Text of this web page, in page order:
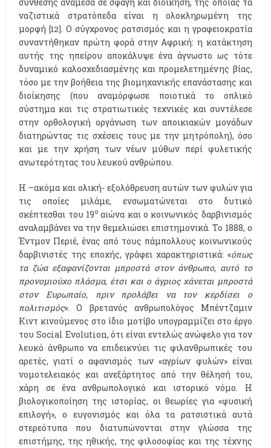
ναζιστικά στρατόπεδα είναι η ολοκληρωμένη της
μορφή [12]. Ο σύγχρονος ρατσισμός και η γραφειοκρατία
συναντήθηκαν πρώτη φορά στην Αφρική: η κατάκτηση
αυτής της ηπείρου αποκάλυψε ένα άγνωστο ως τότε
δυναμικό καλοσχεδιασμένης και προμελετημένης βίας,
τόσο με την βοήθεια της βιομηχανικής επανάστασης και
διοίκησης (που αναμόρφωσε ποιοτικά το οπλικό
σύστημα και τις στρατιωτικές τεχνικές και συντέλεσε
στην ορθολογική οργάνωση των αποικιακών μονάδων
διατηρώντας τις σχέσεις τους με την μητρόπολη), όσο
και με την χρήση των νέων μύθων περί φυλετικής
ανωτερότητας του λευκού ανθρώπου.
Η –ακόμα και ολική- εξολόθρευση αυτών των φυλών για
τις οποίες μιλάμε, ενσωματώνεται στο δυτικό
σκέπτεσθαι του 19οαιώνα και ο κοινωνικός δαρβινισμός
αναλαμβάνει να την θεμελιώσει επιστημονικά. Το 1888, ο
Έντμον Περιέ, ένας από τους πάμπολλους κοινωνικούς
δαρβινιστές της εποχής, γράφει χαρακτηριστικά: «όπως
τα ζώα εξαφανίζονται μπροστά στον άνθρωπο, αυτό το
προνομιούχο πλάσμα, έτσι και ο άγριος χάνεται μπροστά
στον Ευρωπαίο, πριν προλάβει να τον κερδίσει ο
πολιτισμός». Ο βρετανός ανθρωπολόγος Μπέντζαμιν
Κιντ κινούμενος στο ίδιο μοτίβο υπογραμμίζει στο έργο
του Social Evolution, ότι είναι εντελώς ανώφελο για τον
λευκό άνθρωπο να επιδεικνύει τις φιλανθρωπικές του
αρετές, γιατί ο αφανισμός των «αγρίων φυλών» είναι
νομοτελειακός και ανεξάρτητος από την θέλησή του,
χάρη σε ένα ανθρωπολογικό και ιστορικό νόμο. Η
βιολογικοποίηση της ιστορίας, οι θεωρίες για «φυσική
επιλογή», ο ευγονισμός και όλα τα ρατσιστικά αυτά
στερεότυπα που διατυπώνονται στην γλώσσα της
επιστήμης, της ηθικής, της φιλοσοφίας και της τέχνης